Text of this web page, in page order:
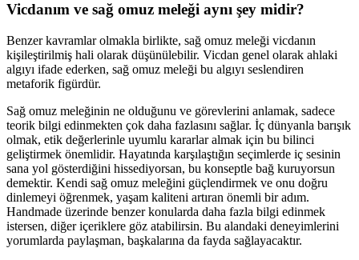
Vicdanım ve sağ omuz meleği aynı şey midir?
Benzer kavramlar olmakla birlikte, sağ omuz meleği vicdanın
kişileştirilmiş hali olarak düşünülebilir. Vicdan genel olarak ahlaki
algıyı ifade ederken, sağ omuz meleği bu algıyı seslendiren
metaforik figürdür.
Sağ omuz meleğinin ne olduğunu ve görevlerini anlamak, sadece
teorik bilgi edinmekten çok daha fazlasını sağlar. İç dünyanla barışık
olmak, etik değerlerinle uyumlu kararlar almak için bu bilinci
geliştirmek önemlidir. Hayatında karşılaştığın seçimlerde iç sesinin
sana yol gösterdiğini hissediyorsan, bu konseptle bağ kuruyorsun
demektir. Kendi sağ omuz meleğini güçlendirmek ve onu doğru
dinlemeyi öğrenmek, yaşam kaliteni artıran önemli bir adım.
Handmade üzerinde benzer konularda daha fazla bilgi edinmek
istersen, diğer içeriklere göz atabilirsin. Bu alandaki deneyimlerini
yorumlarda paylaşman, başkalarına da fayda sağlayacaktır.